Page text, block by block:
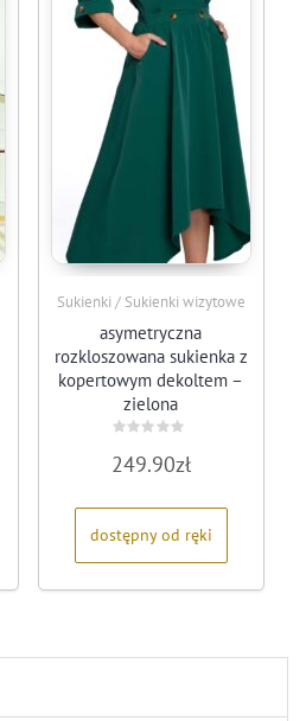
Sukienki / Sukienki wizytowe
asymetryczna
rozkloszowana sukienka z
kopertowym dekoltem –
zielona
0
na
249.90zł
dostępny od ręki